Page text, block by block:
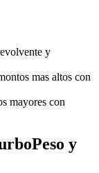
y
mas altos con
mayores con
y